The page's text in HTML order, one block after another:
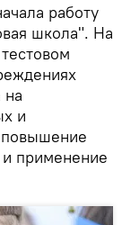
работу
школа". На
на
и
повышение
и применение